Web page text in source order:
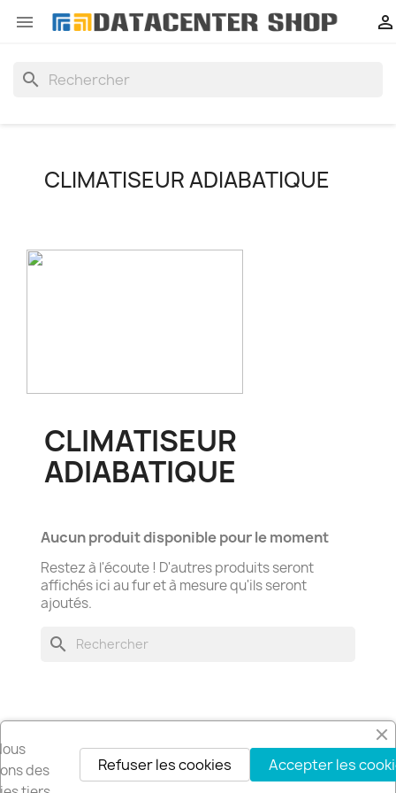
 
search
CLIMATISEUR ADIABATIQUE
CLIMATISEUR
ADIABATIQUE
Aucun produit disponible pour le moment
Restez à l'écoute ! D'autres produits seront
affichés ici au fur et à mesure qu'ils seront
ajoutés.
search
Recevez nos offres spéciales
des
Accepter les
Refuser les cookies